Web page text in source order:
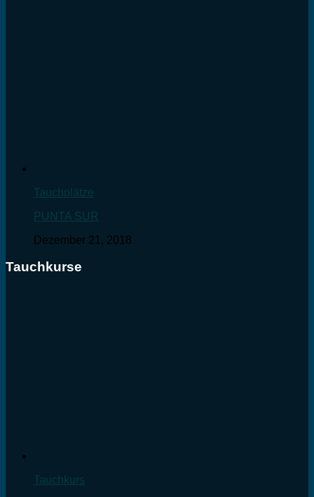
Tauchplätze
PUNTA SUR
Dezember 21, 2018
Tauchkurse
Tauchkurs